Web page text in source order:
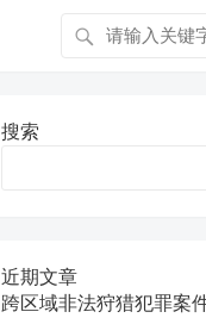
搜索
近期文章
跨区域非法狩猎犯罪案